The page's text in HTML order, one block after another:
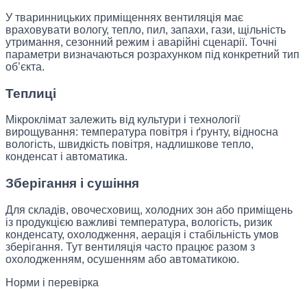
У тваринницьких приміщеннях вентиляція має
враховувати вологу, тепло, пил, запахи, гази, щільність
утримання, сезонний режим і аварійні сценарії. Точні
параметри визначаються розрахунком під конкретний тип
об’єкта.
Теплиці
Мікроклімат залежить від культури і технології
вирощування: температура повітря і ґрунту, відносна
вологість, швидкість повітря, надлишкове тепло,
конденсат і автоматика.
Зберігання і сушіння
Для складів, овочесховищ, холодних зон або приміщень
із продукцією важливі температура, вологість, ризик
конденсату, охолодження, аерація і стабільність умов
зберігання. Тут вентиляція часто працює разом з
охолодженням, осушенням або автоматикою.
Норми і перевірка